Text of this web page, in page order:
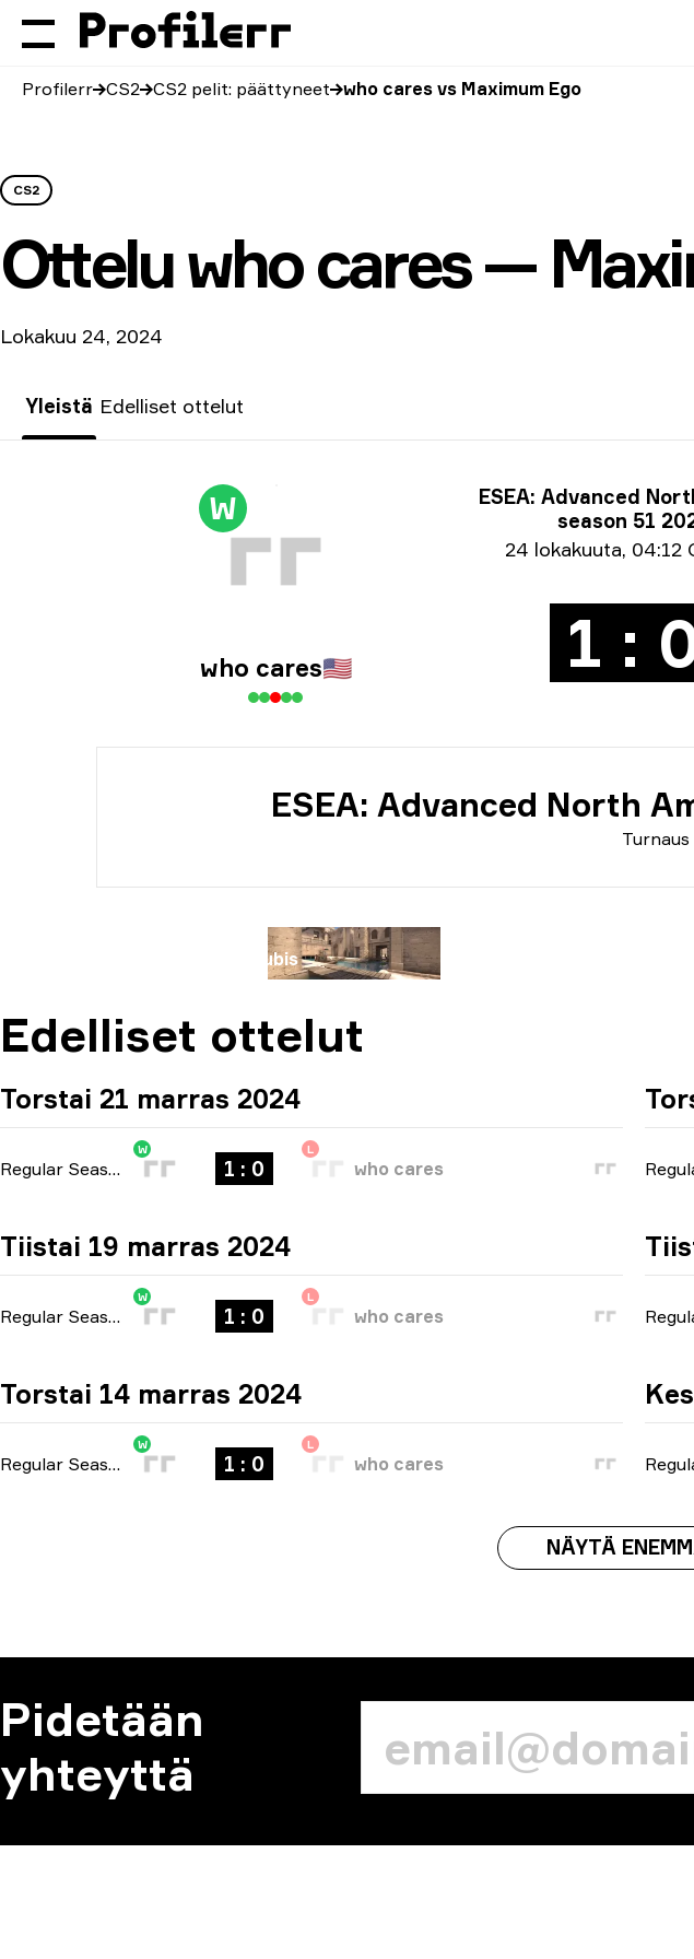
Profilerr CS2 CS2 pelit: päättyneet who cares vs Maximum Ego
CS2
Otteluwho cares —
Lokakuu 24, 2024
Yleistä Edelliset ottelut
Turnausinfo
ESEA: Advanced
season 51
Päiväystiedot
24 lokakuuta, 04:12
W
who cares🇺🇸 1 :
Turnaus
ESEA: Advanced North
Anubis
Edelliset ottelut
Torstai 21 marras 2024
Regular Season -bo1
W
1 : 0
L
who cares
Tiistai 19 marras 2024
Regular Season -bo1
W
1 : 0
L
who cares
Torstai 14 marras 2024
Regular Season -bo1
W
1 : 0
L
who cares
NÄYTÄ
Pidetään
yhteyttä